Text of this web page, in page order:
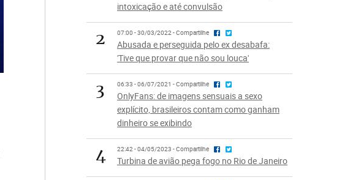
intoxicação e até convulsão
2 07:00 - 30/03/2022 - Compartilhe
Abusada e perseguida pelo ex desabafa:
'Tive que provar que não sou louca'
3 06:33 - 06/07/2021 - Compartilhe
OnlyFans: de imagens sensuais a sexo
explícito, brasileiros contam como ganham
dinheiro se exibindo
4 22:42 - 04/05/2023 - Compartilhe
Turbina de avião pega fogo no Rio de Janeiro